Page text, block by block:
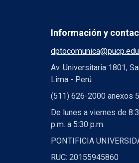
Información y
Av. Universitaria 1801,
Lima - Perú
(511) 626-2000 anexos
De lunes a viernes de
p.m. a 5:30 p.m.
PONTIFICIA
RUC: 20155945860